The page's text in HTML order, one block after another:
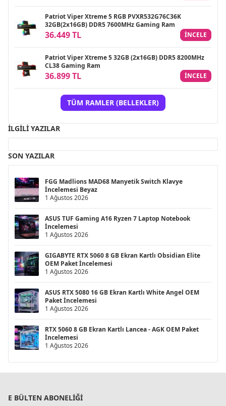
Patriot Viper Xtreme 5 RGB PVXR532G76C36K
32GB(2x16GB) DDR5 7600MHz Gaming Ram
36.449 TL INCELE
Patriot Viper Xtreme 5 32GB (2x16GB) DDR5 8200MHz
CL38 Gaming Ram
36.899 TL INCELE
TÜM RAMLER (BELLEKLER)
İLGILI YAZILAR
SON YAZILAR
FGG Madlions MAD68 Manyetik Switch Klavye
İncelemesi Beyaz
1 Ağustos 2026
ASUS TUF Gaming A16 Ryzen 7 Laptop Notebook
İncelemesi
1 Ağustos 2026
GIGABYTE RTX 5060 8 GB Ekran Kartlı Obsidian Elite
OEM Paket İncelemesi
1 Ağustos 2026
ASUS RTX 5080 16 GB Ekran Kartlı White Angel OEM
Paket İncelemesi
1 Ağustos 2026
RTX 5060 8 GB Ekran Kartlı Lancea - AGK OEM Paket
İncelemesi
1 Ağustos 2026
E BÜLTEN ABONELIĞI